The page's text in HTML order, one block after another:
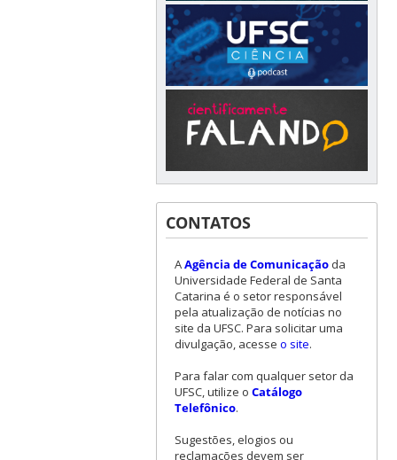
CONTATOS
AAgência de Comunicaçãoda
Universidade Federal de Santa
Catarina é o setor responsável
pela atualização de notícias no
site da UFSC. Para solicitar uma
divulgação, acesse o site.
Para falar com qualquer setor da
UFSC, utilize o Catálogo
Telefônico.
Sugestões, elogios ou
reclamações devem ser